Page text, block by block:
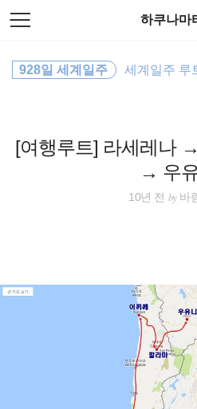
본
문
바
로
하쿠나마
[여행루트] 라세레나
→ 우
928일 세계일주 세계일주 루
10년 전 by바
색
travel
일본